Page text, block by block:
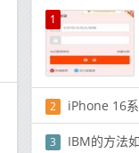
1
2 iPhone 16系列
3 IBM的方法